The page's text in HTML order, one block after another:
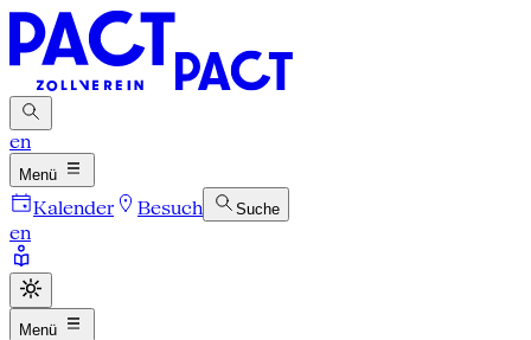
en
Menü
Kalender Besuch Suche
en
Menü